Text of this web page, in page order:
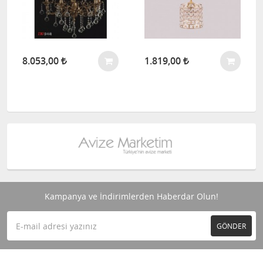
8.053,00 1.819,00
Kampanya ve İndirimlerden Haberdar Olun!
GÖNDER